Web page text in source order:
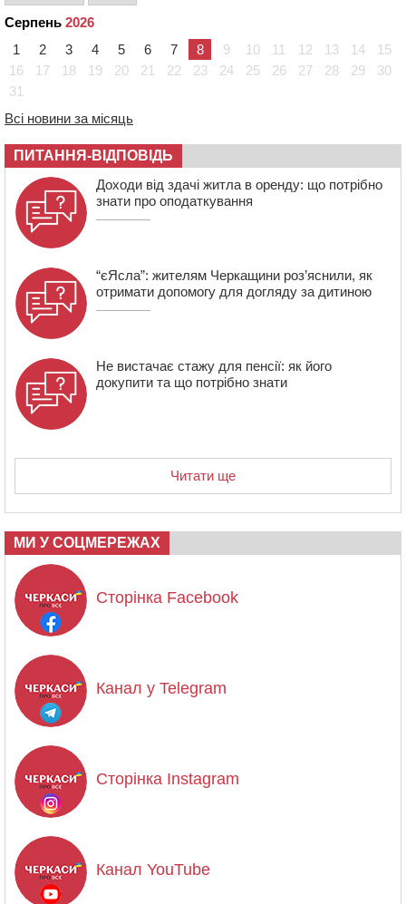
пропустивши інший кросовер
“Черкасиводоканал” пропонує підвищити
тарифи на воду та водовідведення з 2027 року
09:08
08:22 “На щиті” у Чорнобаївську громаду повертається
полеглий біля Кліщіївки воїн
07:30 Понад 968 мільйонів гривень земельного податку
сплатили на Черкащині
Серпень 2026
1
2 3 4 5 6 7 8 9 10 11 12 13 14
15
16
17 18 19 20 21 22 23 24 25 26 27 28 29
30
31
Всі новини за місяць
ПИТАННЯ-ВІДПОВІДЬ
Доходи від здачі житла в оренду: що потрібно
знати про оподаткування
“єЯсла”: жителям Черкащини роз’яснили, як
отримати допомогу для догляду за дитиною
Не вистачає стажу для пенсії: як його
докупити та що потрібно знати
Читати ще
МИ У СОЦМЕРЕЖАХ
Сторінка Facebook
Канал у Telegram
Сторінка Instagram
Канал YouTube